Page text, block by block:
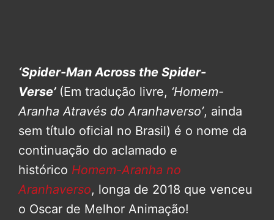
‘Spider-Man Across the Spider-
Verse’ (Em tradução livre, ‘Homem-
Aranha Através do Aranhaverso’, ainda
sem título oficial no Brasil) é o nome da
continuação do aclamado e
histórico Homem-Aranha no
Aranhaverso, longa de 2018 que venceu
o Oscar de Melhor Animação!